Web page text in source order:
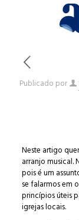
Publicado por
Neste artigo
arranjo musical.
pois é um
se falarmos em
princípios úteis
igrejas locais.